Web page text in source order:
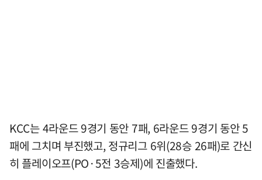
KCC는 4라운드 9경기 동안 7패, 6라운드 9경기 동안 5
패에 그치며 부진했고, 정규리그 6위(28승 26패)로 간신
히 플레이오프(PO·5전 3승제)에 진출했다.